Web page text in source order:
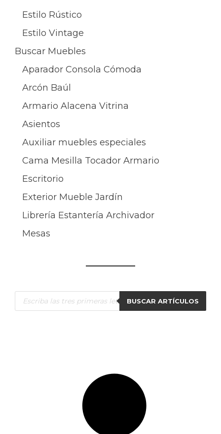
Estilo Rústico
Estilo Vintage
Buscar Muebles
Aparador Consola Cómoda
Arcón Baúl
Armario Alacena Vitrina
Asientos
Auxiliar muebles especiales
Cama Mesilla Tocador Armario
Escritorio
Exterior Mueble Jardín
Librería Estantería Archivador
Mesas
Búsqueda
de
productos
BUSCAR ARTÍCULOS